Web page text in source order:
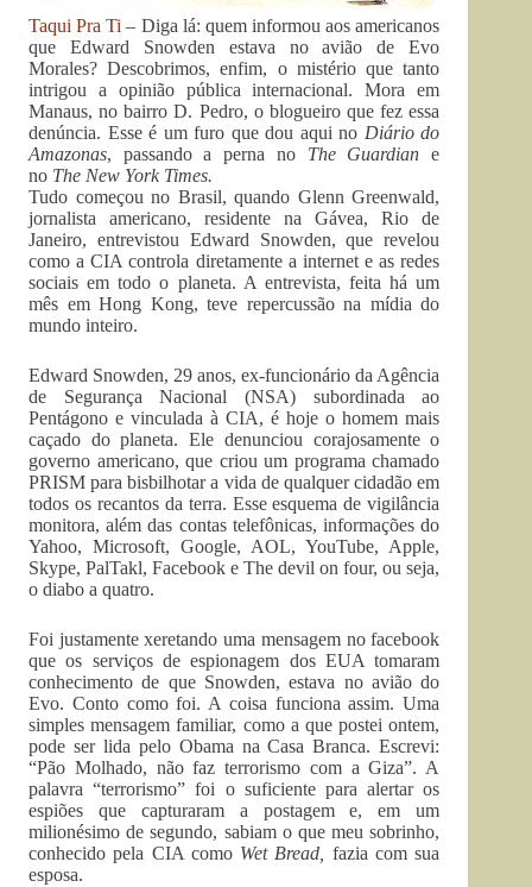
Taqui Pra Ti – Diga lá: quem informou aos americanos
que Edward Snowden estava no avião de Evo
Morales? Descobrimos, enfim, o mistério que tanto
intrigou a opinião pública internacional. Mora em
Manaus, no bairro D. Pedro, o blogueiro que fez essa
denúncia. Esse é um furo que dou aqui no Diário do
Amazonas, passando a perna no The Guardiane
no The New York Times.
Tudo começou no Brasil, quando Glenn Greenwald,
jornalista americano, residente na Gávea, Rio de
Janeiro, entrevistou Edward Snowden, que revelou
como a CIA controla diretamente a internet e as redes
sociais em todo o planeta. A entrevista, feita há um
mês em Hong Kong, teve repercussão na mídia do
mundo inteiro.
Edward Snowden, 29 anos, ex-funcionário da Agência
de Segurança Nacional (NSA) subordinada ao
Pentágono e vinculada à CIA, é hoje o homem mais
caçado do planeta. Ele denunciou corajosamente o
governo americano, que criou um programa chamado
PRISM para bisbilhotar a vida de qualquer cidadão em
todos os recantos da terra. Esse esquema de vigilância
monitora, além das contas telefônicas, informações do
Yahoo, Microsoft, Google, AOL, YouTube, Apple,
Skype, PalTakl, Facebook e The devil on four, ou seja,
o diabo a quatro.
Foi justamente xeretando uma mensagem no facebook
que os serviços de espionagem dos EUA tomaram
conhecimento de que Snowden, estava no avião do
Evo. Conto como foi. A coisa funciona assim. Uma
simples mensagem familiar, como a que postei ontem,
pode ser lida pelo Obama na Casa Branca. Escrevi:
“Pão Molhado, não faz terrorismo com a Giza”. A
palavra “terrorismo” foi o suficiente para alertar os
espiões que capturaram a postagem e, em um
milionésimo de segundo, sabiam o que meu sobrinho,
conhecido pela CIA como Wet Bread, fazia com sua
esposa.